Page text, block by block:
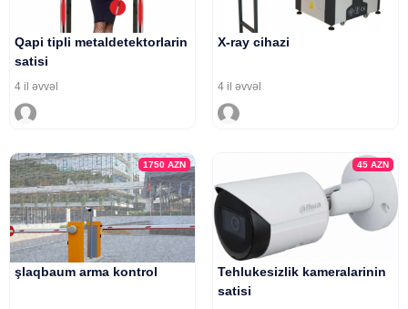
Qapi tipli metaldetektorlarin
satisi
4 il əvvəl
X-ray cihazi
4 il əvvəl
1750AZN
şlaqbaum arma kontrol
45 AZN
Tehlukesizlik kameralarinin
satisi